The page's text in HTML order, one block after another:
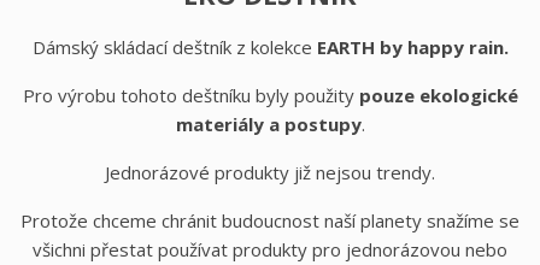
Dámský skládací deštník z kolekce EARTH by happy rain.
Pro výrobu tohoto deštníku byly použitypouze ekologické
materiály a postupy.
Jednorázové produkty již nejsou trendy.
Protože chceme chránit budoucnost naší planety snažíme se
všichni přestat používat produkty pro jednorázovou nebo